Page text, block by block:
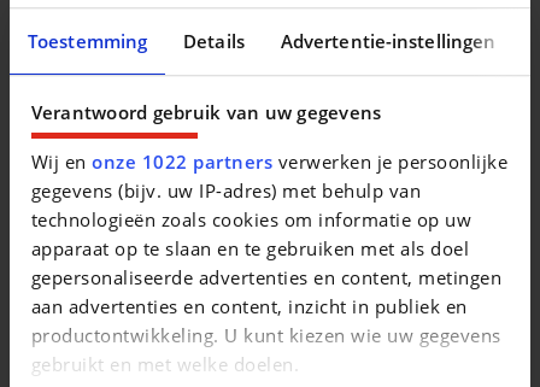
Toestemming Details Advertentie-instellingen
Verantwoord gebruik van uw gegevens
Wij enonze 1022 partners verwerken je persoonlijke
gegevens (bijv. uw IP-adres) met behulp van
technologieën zoals cookies om informatie op uw
apparaat op te slaan en te gebruiken met als doel
gepersonaliseerde advertenties en content, metingen
aan advertenties en content, inzicht in publiek en
productontwikkeling. U kunt kiezen wie uw gegevens
gebruikt en met welke doelen.
911 Carrera Convertible
89.911 EUR| 160.200 km